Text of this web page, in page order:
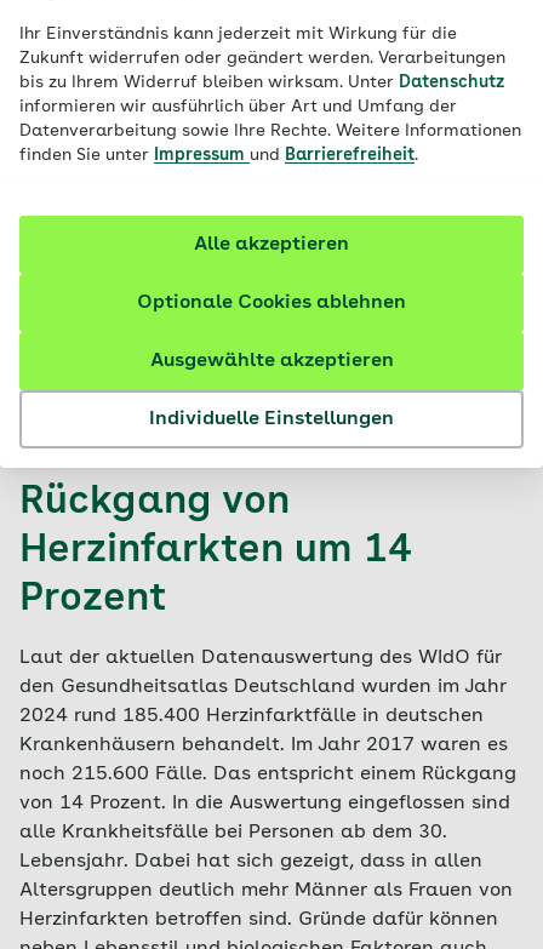
Ihr Einverständnis kann jederzeit mit Wirkung für die
Zukunft widerrufen oder geändert werden. Verarbeitungen
bis zu Ihrem Widerruf bleiben wirksam. Unter Datenschutz
informieren wir ausführlich über Art und Umfang der
Datenverarbeitung sowie Ihre Rechte. Weitere Informationen
finden Sie unter
Impressum und Barrierefreiheit.
Individuelle Einstellungen
Ausgewählte akzeptieren
Optionale Cookies ablehnen
Alle akzeptieren
© iStock / Lordn / KI-bearbeitet
Rückgang von
Herzinfarkten um 14
Prozent
Laut der aktuellen Datenauswertung des WIdO für
den Gesundheitsatlas Deutschland wurden im Jahr
2024 rund 185.400 Herzinfarktfälle in deutschen
Krankenhäusern behandelt. Im Jahr 2017 waren es
noch 215.600 Fälle. Das entspricht einem Rückgang
von 14 Prozent. In die Auswertung eingeflossen sind
alle Krankheitsfälle bei Personen ab dem 30.
Lebensjahr. Dabei hat sich gezeigt, dass in allen
Altersgruppen deutlich mehr Männer als Frauen von
Herzinfarkten betroffen sind. Gründe dafür können